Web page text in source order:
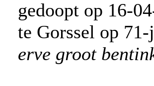
gedoopt op 16-
te Gorssel op
erve groot